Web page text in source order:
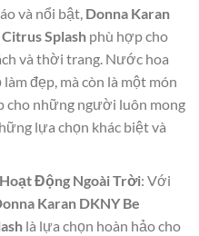
và nổi bật, Donna Karan
Splashphù hợp cho
và thời trang. Nước hoa
đẹp, mà còn là một món
cho những người luôn mong
lựa chọn khác biệt và
Động Ngoài Trời: Với
Karan DKNY Be
là lựa chọn hoàn hảo cho